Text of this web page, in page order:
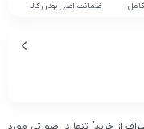
ضمانت اصل بودن کالا